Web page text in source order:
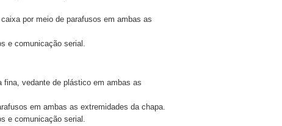
por meio de parafusos em ambas as
e comunicação serial.
fina, vedante de plástico em ambas as
em ambas as extremidades da chapa.
e comunicação serial.